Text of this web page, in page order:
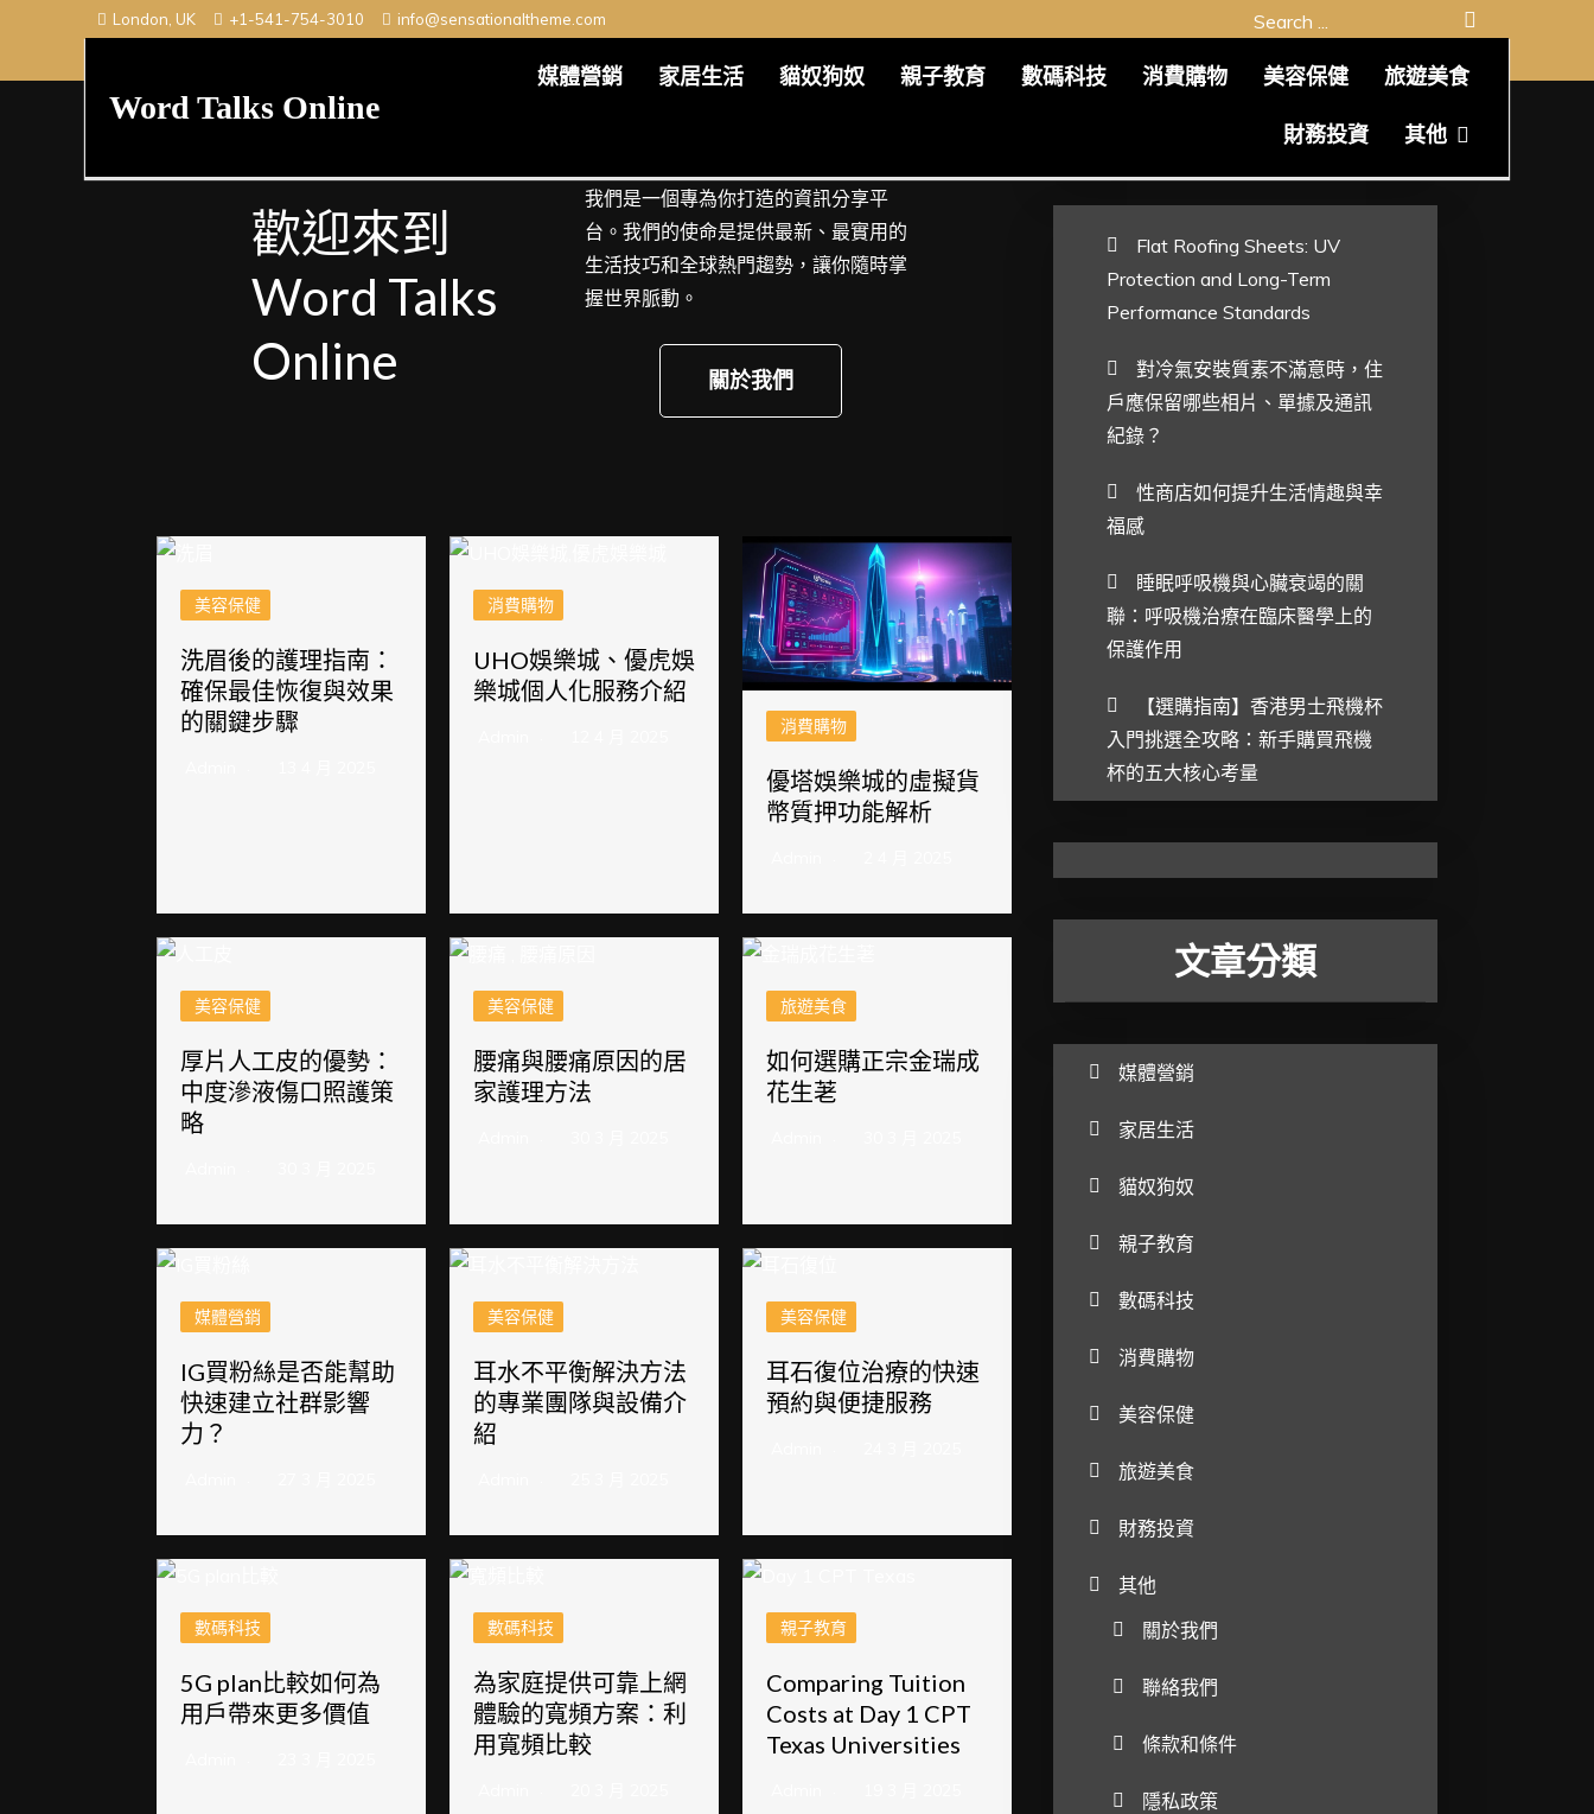
content
London, UK +1-541-754-3010 info@sensationaltheme.com
Search
Word Talks Online
媒體營銷 家居生活 貓奴狗奴 親子教育 數碼科技 消費購物 美容保健 旅遊美食
財務投資 其他
歡迎來到
Word Talks
Online
我們是一個專為你打造的資訊分享平
台。我們的使命是提供最新、最實用的
生活技巧和全球熱門趨勢，讓你隨時掌
握世界脈動。
關於我們
美容保健
洗眉後的護理指南：
確保最佳恢復與效果
的關鍵步驟
消費購物
UHO娛樂城、優虎娛
樂城個人化服務介紹
消費購物
優塔娛樂城的虛擬貨
幣質押功能解析
美容保健
厚片人工皮的優勢：
中度滲液傷口照護策
略
美容保健
腰痛與腰痛原因的居
家護理方法
旅遊美食
如何選購正宗金瑞成
花生荖
媒體營銷
IG買粉絲是否能幫助
快速建立社群影響
力？
美容保健
耳水不平衡解決方法
的專業團隊與設備介
紹
美容保健
耳石復位治療的快速
預約與便捷服務
數碼科技
5G plan比較如何為
用戶帶來更多價值
數碼科技
為家庭提供可靠上網
體驗的寬頻方案：利
用寬頻比較
親子教育
Comparing Tuition
Costs at Day 1 CPT
Texas Universities
最新文章
Flat Roofing Sheets: UV
Protection and Long-Term
Performance Standards
對冷氣安裝質素不滿意時，住
戶應保留哪些相片、單據及通訊
紀錄？
性商店如何提升生活情趣與幸
福感
睡眠呼吸機與心臟衰竭的關
聯：呼吸機治療在臨床醫學上的
保護作用
【選購指南】香港男士飛機杯
入門挑選全攻略：新手購買飛機
杯的五大核心考量
文章分類
媒體營銷
家居生活
貓奴狗奴
親子教育
數碼科技
消費購物
美容保健
旅遊美食
財務投資
其他
關於我們
聯絡我們
條款和條件
隱私政策